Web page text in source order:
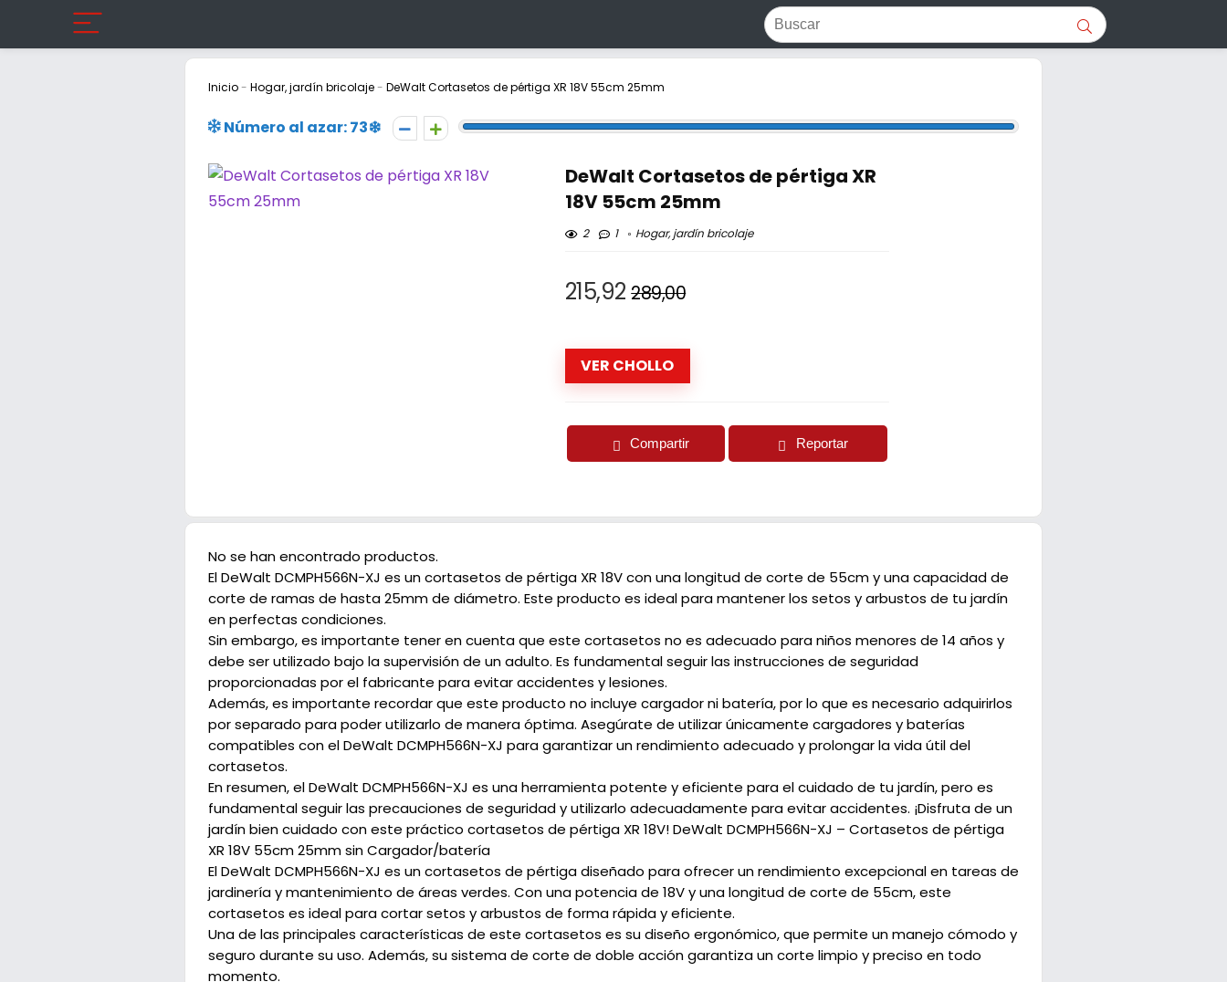
Inicio- Hogar, jardín bricolaje- DeWalt Cortasetos de pértiga XR 18V 55cm 25mm
Número al azar: 73
DeWalt Cortasetos de pértiga XR
18V 55cm 25mm
2 1 Hogar, jardín bricolaje
215,92 289,00
VER CHOLLO
Compartir Reportar
No se han encontrado productos.
El DeWalt DCMPH566N-XJ es un cortasetos de pértiga XR 18V con una longitud de corte de 55cm y una capacidad de
corte de ramas de hasta 25mm de diámetro. Este producto es ideal para mantener los setos y arbustos de tu jardín
en perfectas condiciones.
Sin embargo, es importante tener en cuenta que este cortasetos no es adecuado para niños menores de 14 años y
debe ser utilizado bajo la supervisión de un adulto. Es fundamental seguir las instrucciones de seguridad
proporcionadas por el fabricante para evitar accidentes y lesiones.
Además, es importante recordar que este producto no incluye cargador ni batería, por lo que es necesario adquirirlos
por separado para poder utilizarlo de manera óptima. Asegúrate de utilizar únicamente cargadores y baterías
compatibles con el DeWalt DCMPH566N-XJ para garantizar un rendimiento adecuado y prolongar la vida útil del
cortasetos.
En resumen, el DeWalt DCMPH566N-XJ es una herramienta potente y eficiente para el cuidado de tu jardín, pero es
fundamental seguir las precauciones de seguridad y utilizarlo adecuadamente para evitar accidentes. ¡Disfruta de un
jardín bien cuidado con este práctico cortasetos de pértiga XR 18V! DeWalt DCMPH566N-XJ – Cortasetos de pértiga
XR 18V 55cm 25mm sin Cargador/batería
El DeWalt DCMPH566N-XJ es un cortasetos de pértiga diseñado para ofrecer un rendimiento excepcional en tareas de
jardinería y mantenimiento de áreas verdes. Con una potencia de 18V y una longitud de corte de 55cm, este
cortasetos es ideal para cortar setos y arbustos de forma rápida y eficiente.
Una de las principales características de este cortasetos es su diseño ergonómico, que permite un manejo cómodo y
seguro durante su uso. Además, su sistema de corte de doble acción garantiza un corte limpio y preciso en todo
momento.